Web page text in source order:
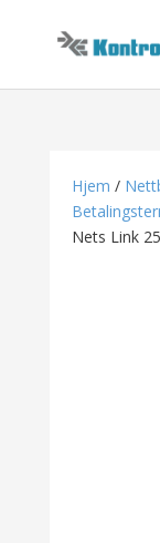
Hjem /
Nets Link